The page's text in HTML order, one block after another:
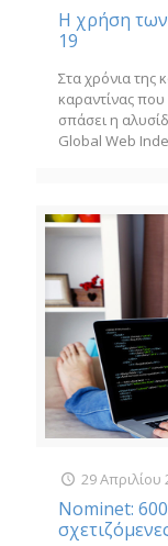
Η χρήση
19
Στα χρόνια της
καραντίνας που
σπάσει η
Global Web
29 Απριλίου
Nominet: